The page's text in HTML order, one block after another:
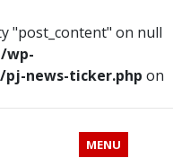
"post_content" on null
wp-
news-ticker.php on
MENU